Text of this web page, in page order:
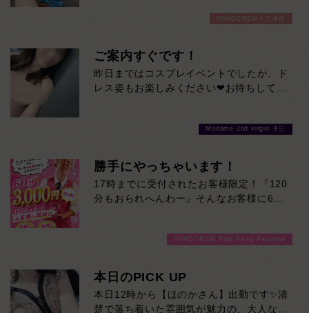
奪われること間違いなし。大人の余裕と親
しみやすさを兼ね備えた、ぜひ一度お会い
出勤…12:00～20:00
もここで癒されてひとっとび間違いなしで
VIVIDCREW十三本店
ご案内すぐです！
昨日まではコスプレイベントでしたが、ド
レス姿もお楽しみください❤お待ちしてお
Madame 2nd virgin 十三
勝手にやっちゃいます！
17時までに受付されたお客様限定！『120
分もおられへんわー』そんなお客様に60
めるチャンス！たっぷり楽しみたい方は
分！その日の予定に合わせてお選びくださ
い！ご来店お待ちしております！
VIVIDCREW Pink Party Paradise
本日のPICK UP
本日12時から【ほのかさん】出勤です✨清
楚で落ち着いた雰囲気が魅力の、大人な女